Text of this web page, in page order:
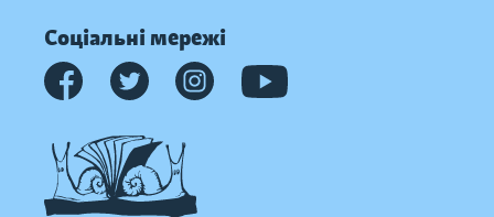
Соціальні мережі